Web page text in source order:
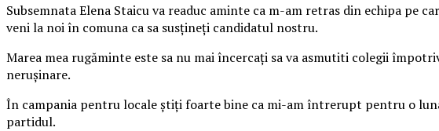
Subsemnata Elena Staicu va readuc aminte ca m-am retras din echipa pe
veni la noi în comuna ca sa susțineți candidatul nostru.
Marea mea rugăminte este sa nu mai încercați sa va asmutiti colegii
nerușinare.
În campania pentru locale știți foarte bine ca mi-am întrerupt pentru o
partidul.